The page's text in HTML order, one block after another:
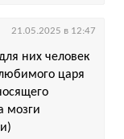
них человек
царя
мозги
21.05.2025 в 12:47